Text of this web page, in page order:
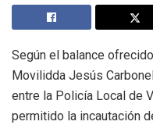
Según el balance
Movilidda Jesús
entre la Policía Local de
permitido la incautación